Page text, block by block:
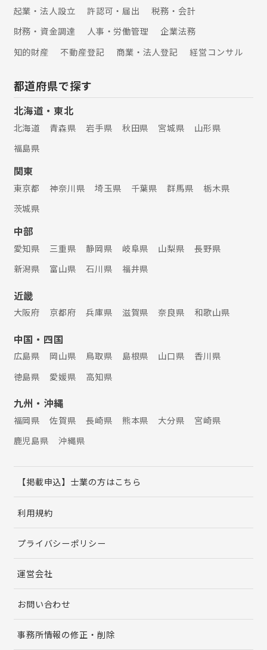
起業・法人設立 許認可・届出
税務・会計
財務・資金調達
人事・労働管理
企業法務
知的財産
不動産登記 商業・法人登記 経営コンサル
都道府県で探す
北海道・東北
北海道 青森県 岩手県 秋田県 宮城県
山形県
福島県
関東
東京都 神奈川県 埼玉県 千葉県 群馬県
栃木県
茨城県
中部
愛知県 三重県 静岡県 岐阜県 山梨県
長野県
新潟県
富山県 石川県 福井県
近畿
大阪府 京都府 兵庫県 滋賀県 奈良県 和歌山県
中国・四国
広島県 岡山県 鳥取県 島根県 山口県
香川県
徳島県
愛媛県 高知県
九州・沖縄
福岡県 佐賀県 長崎県 熊本県 大分県
宮崎県
鹿児島県
沖縄県
【掲載申込】士業の方はこちら
利用規約
プライバシーポリシー
運営会社
お問い合わせ
事務所情報の修正・削除